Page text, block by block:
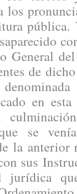
los
pública.
General
de
en
se
la
sus
jurídica